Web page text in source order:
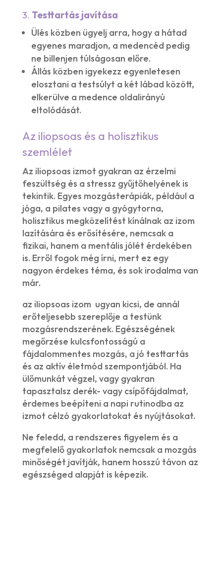
3. Testtartás javítása
Ülés közben ügyelj arra, hogy a hátad
egyenes maradjon, a medencéd pedig
ne billenjen túlságosan előre.
Állás közben igyekezz egyenletesen
elosztani a testsúlyt a két lábad között,
elkerülve a medence oldalirányú
eltolódását.
Az iliopsoas és a holisztikus
szemlélet
Az iliopsoas izmot gyakran az érzelmi
feszültség és a stressz gyűjtőhelyének is
tekintik. Egyes mozgásterápiák, például a
jóga, a pilates vagy a gyógytorna,
holisztikus megközelítést kínálnak az izom
lazítására és erősítésére, nemcsak a
fizikai, hanem a mentális jólét érdekében
is. Erről fogok még írni, mert ez egy
nagyon érdekes téma, és sok irodalma van
már.
az iliopsoas izom ugyan kicsi, de annál
erőteljesebb szereplője a testünk
mozgásrendszerének. Egészségének
megőrzése kulcsfontosságú a
fájdalommentes mozgás, a jó testtartás
és az aktív életmód szempontjából. Ha
ülőmunkát végzel, vagy gyakran
tapasztalsz derék- vagy csípőfájdalmat,
érdemes beépíteni a napi rutinodba az
izmot célzó gyakorlatokat és nyújtásokat.
Ne feledd, a rendszeres figyelem és a
megfelelő gyakorlatok nemcsak a mozgás
minőségét javítják, hanem hosszú távon az
egészséged alapját is képezik.